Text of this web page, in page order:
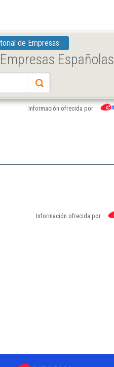
de Empresas
Españolas
Información ofrecida por
Información ofrecida por